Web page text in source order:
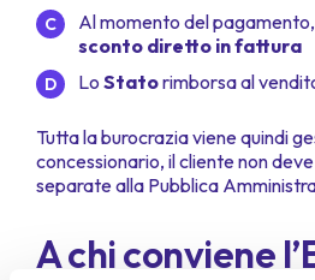
Al momento del
sconto diretto in fattura
Lo Statorimborsa al
Tutta la burocrazia viene quindi
concessionario, il cliente non
separate alla Pubblica
A chi conviene